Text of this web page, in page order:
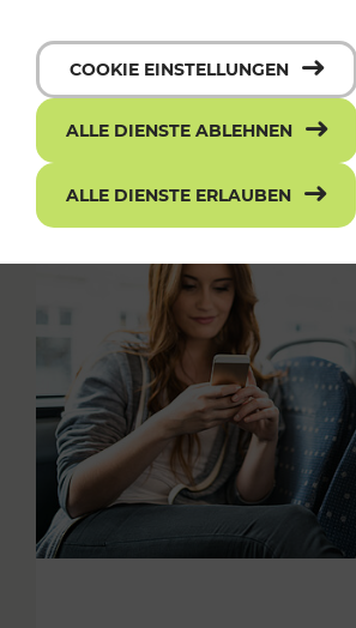
COOKIE EINSTELLUNGEN
ALLE DIENSTE ABLEHNEN
ALLE DIENSTE ERLAUBEN